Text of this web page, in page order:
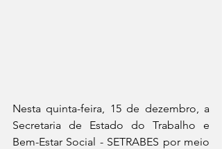
Nesta quinta-feira, 15 de dezembro, a
Secretaria de Estado do Trabalho e
Bem-Estar Social - SETRABES por meio